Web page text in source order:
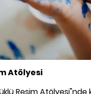
Atölyesi
Resim Atölyesi"nde